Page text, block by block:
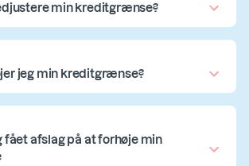
min kreditgrænse?
jeg min kreditgrænse?
fået afslag på at forhøje min